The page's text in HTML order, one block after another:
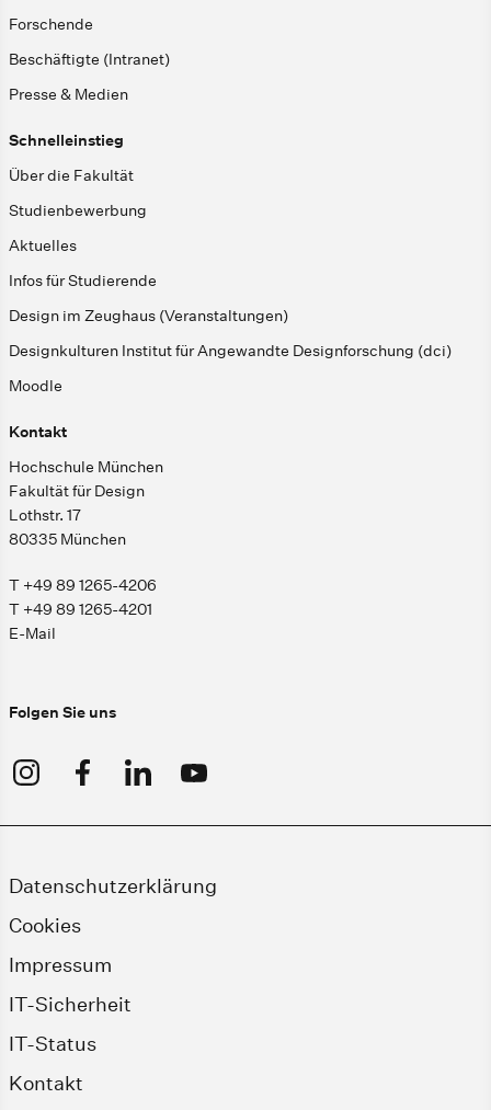
Forschende
Beschäftigte (Intranet)
Presse & Medien
Schnelleinstieg
Über die Fakultät
Studienbewerbung
Aktuelles
Infos für Studierende
Design im Zeughaus (Veranstaltungen)
Designkulturen Institut für Angewandte Designforschung (dci)
Moodle
Kontakt
Hochschule München
Fakultät für Design
Lothstr. 17
80335 München
T +49 89 1265-4206
T +49 89 1265-4201
E-Mail
Folgen Sie uns
Datenschutzerklärung
Cookies
Impressum
IT-Sicherheit
IT-Status
Kontakt